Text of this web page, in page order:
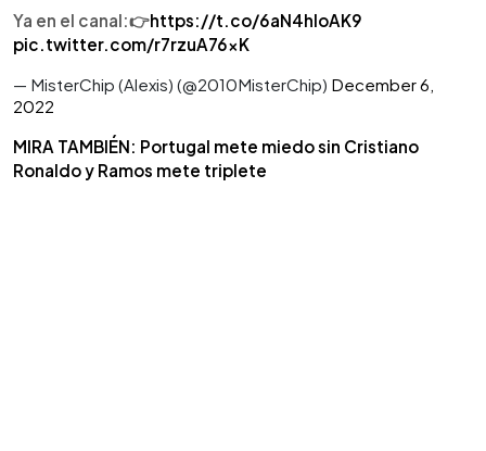
Ya en el canal:👉https://t.co/6aN4hIoAK9
pic.twitter.com/r7rzuA76xK
— MisterChip (Alexis) (@2010MisterChip) December 6,
2022
MIRA TAMBIÉN: Portugal mete miedo sin Cristiano
Ronaldo y Ramos mete triplete